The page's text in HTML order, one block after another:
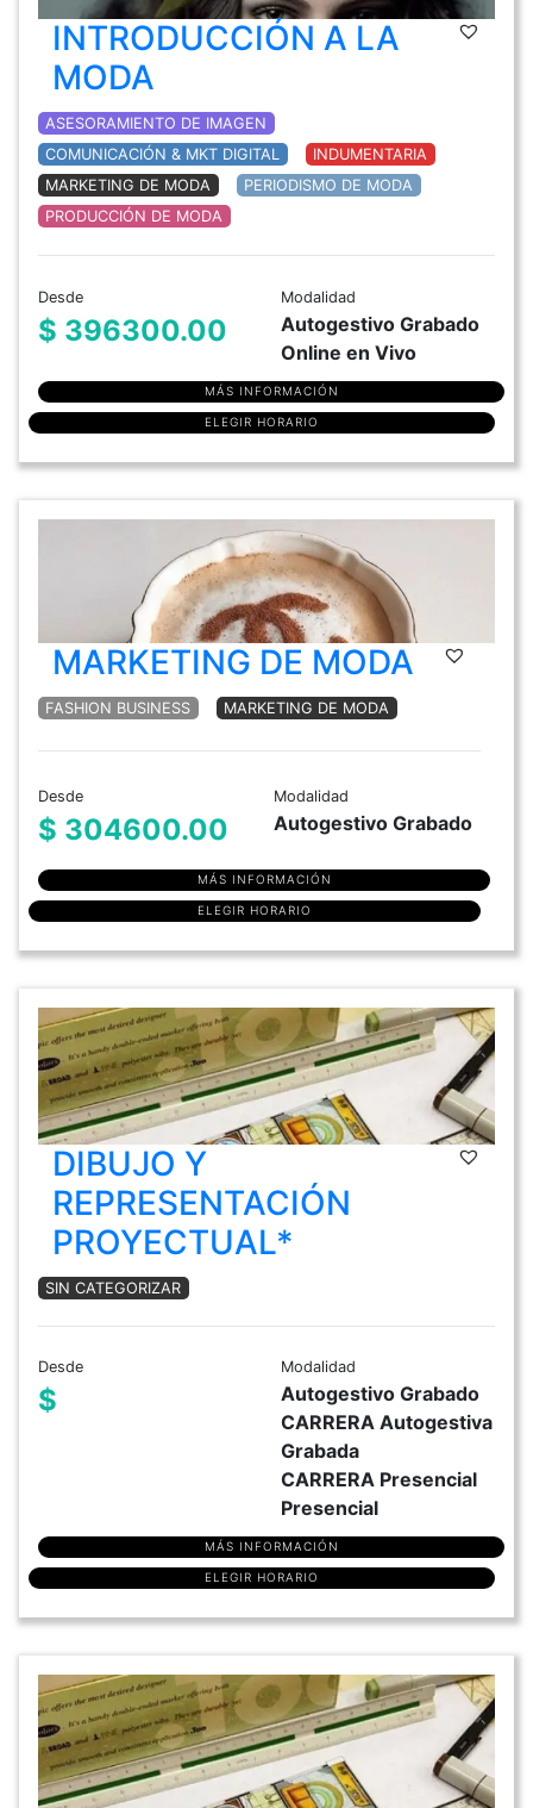
INTRODUCCIÓN A LA
MODA
ASESORAMIENTO DE IMAGEN
COMUNICACIÓN & MKT DIGITAL
INDUMENTARIA
MARKETING DE MODA
PERIODISMO DE MODA
PRODUCCIÓN DE MODA
Desde
$ 396300.00
Modalidad
Autogestivo Grabado
Online en Vivo
MÁS INFORMACIÓN
ELEGIR HORARIO
MARKETING DE MODA
FASHION BUSINESS MARKETING DE MODA
Desde
$ 304600.00
Modalidad
Autogestivo Grabado
MÁS INFORMACIÓN
ELEGIR HORARIO
DIBUJO Y
REPRESENTACIÓN
PROYECTUAL*
SIN CATEGORIZAR
Desde
$
Modalidad
Autogestivo Grabado
CARRERA Autogestiva
Grabada
CARRERA Presencial
Presencial
MÁS INFORMACIÓN
ELEGIR HORARIO